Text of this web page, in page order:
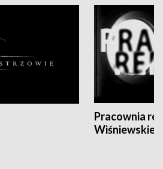
Pracownia